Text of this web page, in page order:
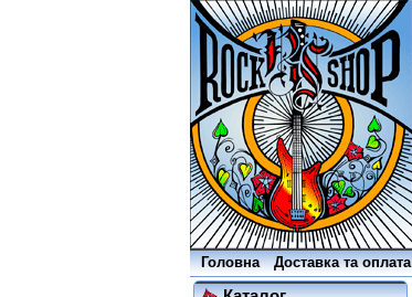
Головна Доставка та оплата